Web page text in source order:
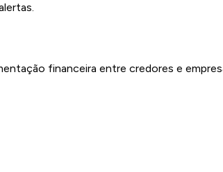
financeira entre credores e